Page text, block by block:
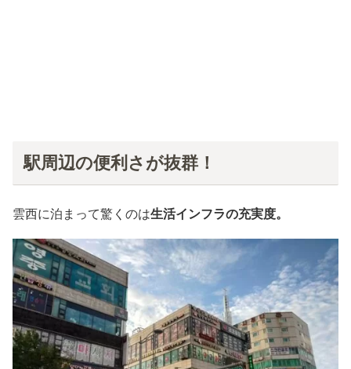
駅周辺の便利さが抜群！
雲西に泊まって驚くのは生活インフラの充実度。